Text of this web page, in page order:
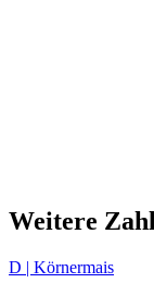
Weitere
D | Körnermais